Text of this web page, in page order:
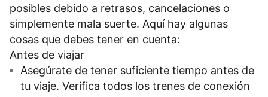
posibles debido a retrasos, cancelaciones o
simplemente mala suerte. Aquí hay algunas
cosas que debes tener en cuenta:
Antes de viajar
Asegúrate de tener suficiente tiempo antes de
tu viaje. Verifica todos los trenes de conexión